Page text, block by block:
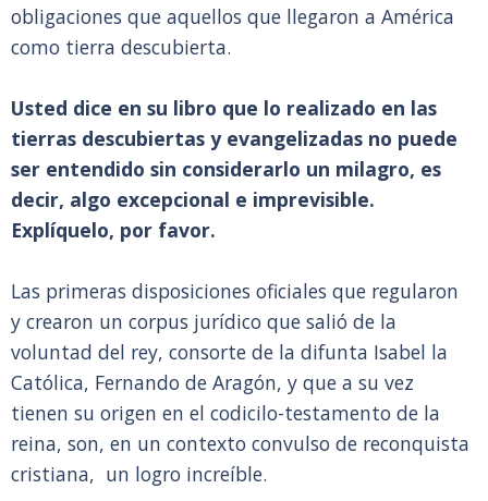
obligaciones que aquellos que llegaron a América
como tierra descubierta.
Usted dice en su libro que lo realizado en las
tierras descubiertas y evangelizadas no puede
ser entendido sin considerarlo un milagro, es
decir, algo excepcional e imprevisible.
Explíquelo, por favor.
Las primeras disposiciones oficiales que regularon
y crearon un corpus jurídico que salió de la
voluntad del rey, consorte de la difunta Isabel la
Católica, Fernando de Aragón, y que a su vez
tienen su origen en el codicilo-testamento de la
reina, son, en un contexto convulso de reconquista
cristiana, un logro increíble.